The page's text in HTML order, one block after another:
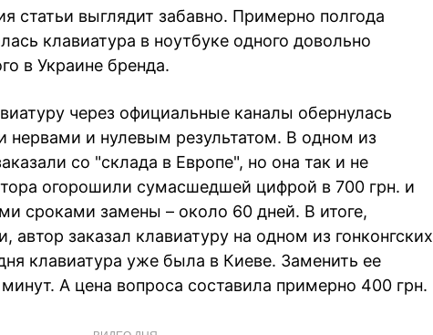
статьи выглядит забавно. Примерно полгода
клавиатура в ноутбуке одного довольно
в Украине бренда.
через официальные каналы обернулась
нервами и нулевым результатом. В одном из
со "склада в Европе", но она так и не
огорошили сумасшедшей цифрой в 700 грн. и
сроками замены – около 60 дней. В итоге,
автор заказал клавиатуру на одном из гонконгских
клавиатура уже была в Киеве. Заменить ее
А цена вопроса составила примерно 400 грн.